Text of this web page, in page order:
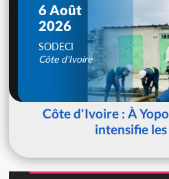
6 Août
2026
SODECI
Côte d'Ivoire
Côte d'Ivoire : À
intensifie